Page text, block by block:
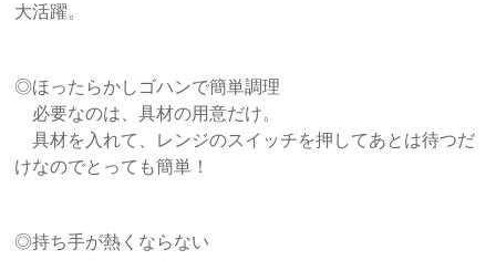
大活躍。
◎ほったらかしゴハンで簡単調理
必要なのは、具材の用意だけ。
具材を入れて、レンジのスイッチを押してあとは待つだ
けなのでとっても簡単！
◎持ち手が熱くならない